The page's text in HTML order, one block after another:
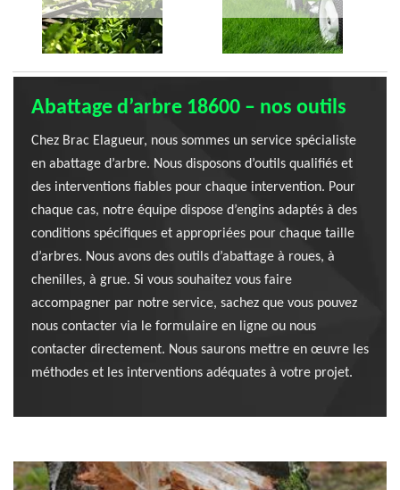
Abattage d’arbre 18600 – nos outils
Chez Brac Elagueur, nous sommes un service spécialiste
en abattage d’arbre. Nous disposons d’outils qualifiés et
des interventions fiables pour chaque intervention. Pour
chaque cas, notre équipe dispose d’engins adaptés à des
conditions spécifiques et appropriées pour chaque taille
d’arbres. Nous avons des outils d’abattage à roues, à
chenilles, à grue. Si vous souhaitez vous faire
accompagner par notre service, sachez que vous pouvez
nous contacter via le formulaire en ligne ou nous
contacter directement. Nous saurons mettre en œuvre les
méthodes et les interventions adéquates à votre projet.